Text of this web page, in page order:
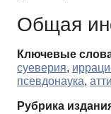
Общая
Ключевые
суеверия,
псевдонаука,
Рубрика